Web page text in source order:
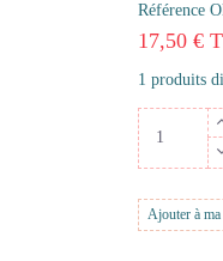
Référence
17,50 €
1 produits
Ajouter à ma